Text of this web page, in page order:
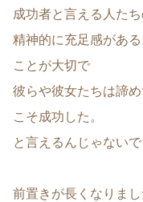
成功者と言える人た
精神的に充足感があ
ことが大切で
彼らや彼女たちは諦
こそ成功した。
と言えるんじゃないで
前置きが長くなりまし